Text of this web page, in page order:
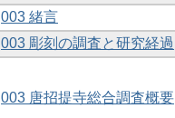
003 緒言
003 彫刻の調査と研究経過
003 唐招提寺総合調査概要